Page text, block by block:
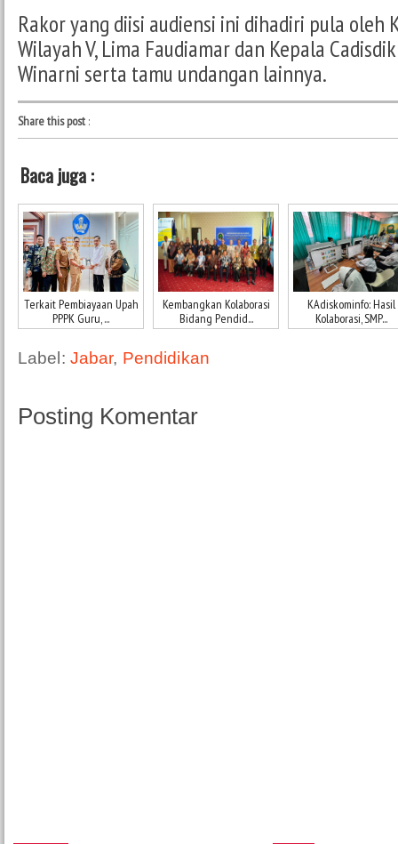
Rakor yang diisi audiensi ini dihadiri pula oleh
Wilayah V, Lima Faudiamar dan Kepala
Winarni serta tamu undangan lainnya.
Share this post:
Baca juga :
Terkait Pembiayaan Upah
PPPK Guru, ...
Kembangkan Kolaborasi
Bidang Pendid...
KAdiskominfo: Hasil
Kolaborasi, SMP...
Label: Jabar, Pendidikan
Posting Komentar